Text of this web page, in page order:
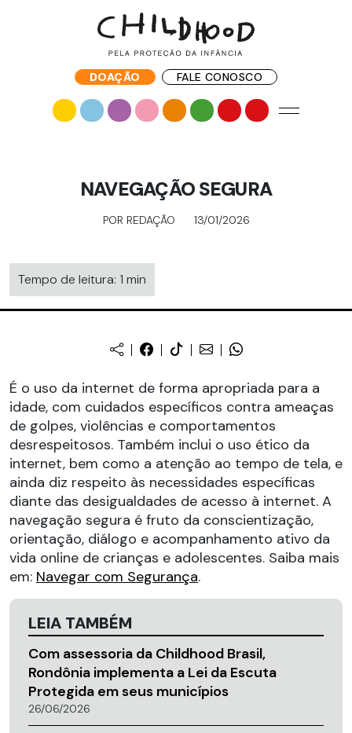
DOAÇÃO FALE CONOSCO
NAVEGAÇÃO SEGURA
POR REDAÇÃO 13/01/2026
Tempo de leitura: 1 min
É o uso da internet de forma apropriada para a
idade, com cuidados específicos contra ameaças
de golpes, violências e comportamentos
desrespeitosos. Também inclui o uso ético da
internet, bem como a atenção ao tempo de tela, e
ainda diz respeito às necessidades específicas
diante das desigualdades de acesso à internet. A
navegação segura é fruto da conscientização,
orientação, diálogo e acompanhamento ativo da
vida online de crianças e adolescentes. Saiba mais
em: Navegar com Segurança.
LEIA TAMBÉM
Com assessoria da Childhood Brasil,
Rondônia implementa a Lei da Escuta
Protegida em seus municípios
26/06/2026